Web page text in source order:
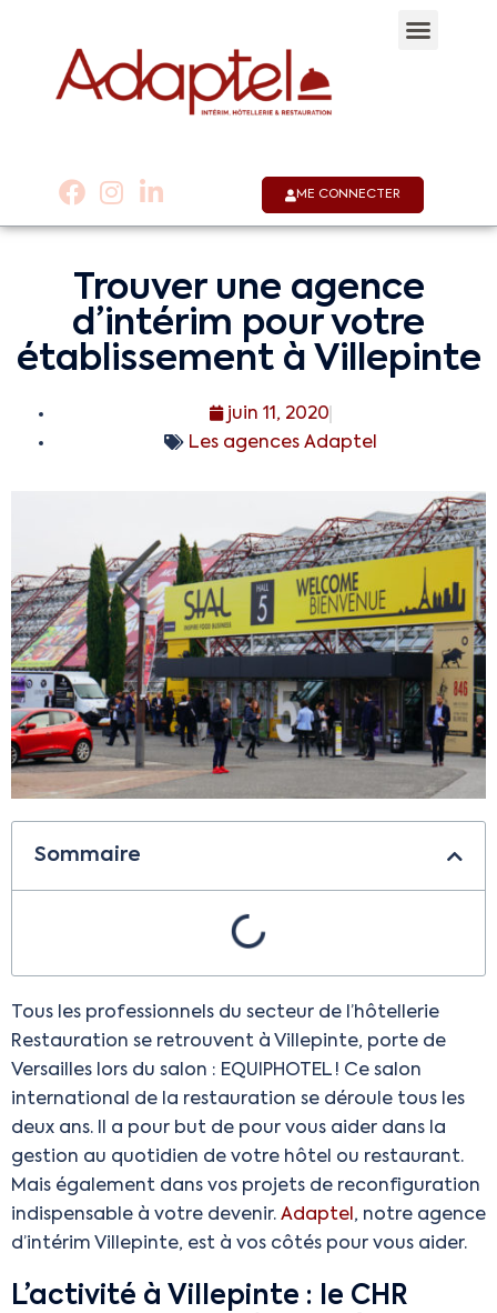
ME CONNECTER
Trouver une agence
d’intérim pour votre
établissement à Villepinte
juin 11, 2020
Les agences Adaptel
Sommaire
Tous les professionnels du secteur de l’hôtellerie
Restauration se retrouvent à Villepinte, porte de
Versailles lors du salon : EQUIPHOTEL ! Ce salon
international de la restauration se déroule tous les
deux ans. Il a pour but de pour vous aider dans la
gestion au quotidien de votre hôtel ou restaurant.
Mais également dans vos projets de reconfiguration
indispensable à votre devenir. Adaptel, notre agence
d’intérim Villepinte, est à vos côtés pour vous aider.
L’activité à Villepinte : le CHR